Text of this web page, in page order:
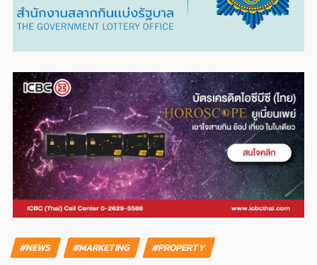
#NEWS #MARKETING
#PROPERTY